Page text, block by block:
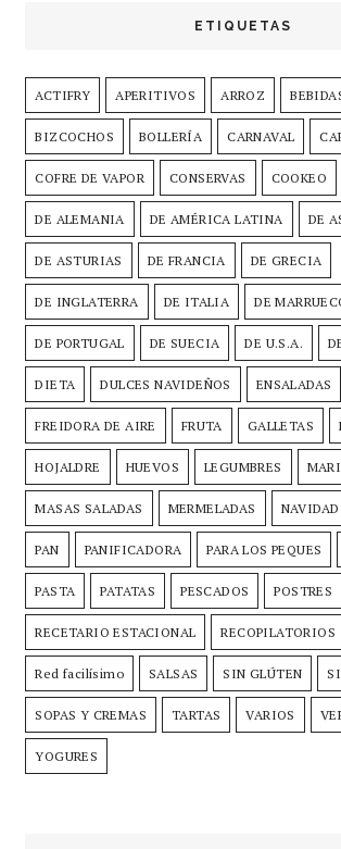
ETIQUETAS
ACTIFRY APERITIVOS ARROZ
BIZCOCHOS BOLLERÍA CARNAVAL
COFRE DE VAPOR CONSERVAS COOKEO
DE ALEMANIA DE AMÉRICA LATINA DE
DE ASTURIAS DE FRANCIA DE GRECIA
DE INGLATERRA DE ITALIA DE
DE PORTUGAL DE SUECIA DE U.S.A.
DIETA DULCES NAVIDEÑOS ENSALADAS
FREIDORA DE AIRE FRUTA GALLETAS
HOJALDRE HUEVOS LEGUMBRES
MASAS SALADAS MERMELADAS NAVIDAD
PAN PANIFICADORA PARA LOS PEQUES
PASTA PATATAS PESCADOS POSTRES
RECETARIO ESTACIONAL RECOPILATORIOS
Red facilísimo SALSAS SIN GLÚTEN
SOPAS Y CREMAS TARTAS VARIOS
YOGURES